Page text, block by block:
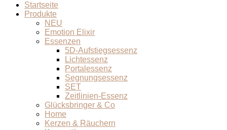
Startseite
Produkte
NEU
Emotion Elixir
Essenzen
5D-Aufstiegsessenz
Lichtessenz
Portalessenz
Segnungsessenz
SET
Zeitlinien-Essenz
Glücksbringer & Co
Home
Kerzen & Räuchern